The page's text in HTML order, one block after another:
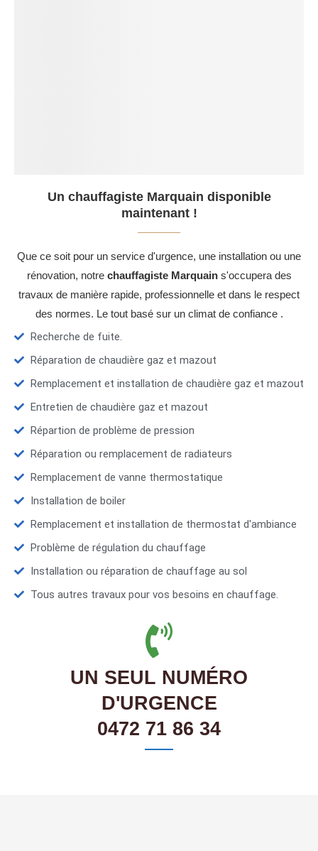
Un chauffagiste Marquain disponible
maintenant !
Que ce soit pour un service d'urgence, une installation ou une
rénovation, notre chauffagiste Marquains'occupera des
travaux de manière rapide, professionnelle et dans le respect
des normes. Le tout basé sur un climat de confiance .
Recherche de fuite.
Réparation de chaudière gaz et mazout
Remplacement et installation de chaudière gaz et mazout
Entretien de chaudière gaz et mazout
Répartion de problème de pression
Réparation ou remplacement de radiateurs
Remplacement de vanne thermostatique
Installation de boiler
Remplacement et installation de thermostat d'ambiance
Problème de régulation du chauffage
Installation ou réparation de chauffage au sol
Tous autres travaux pour vos besoins en chauffage.
UN SEUL NUMÉRO
D'URGENCE
0472 71 86 34